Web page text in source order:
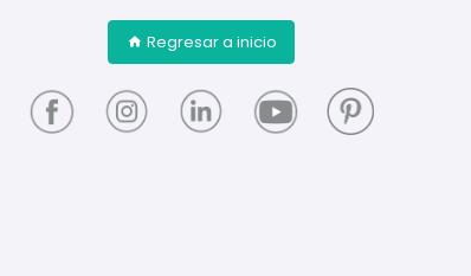
Regresar a inicio